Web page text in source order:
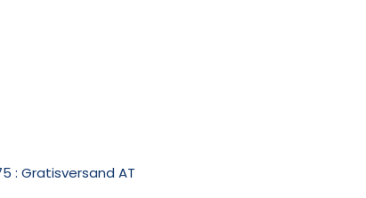
: Gratisversand AT